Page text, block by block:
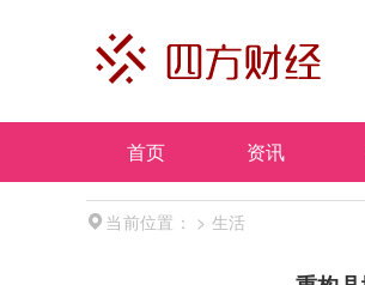
首页 资讯
当前位置： > 生活